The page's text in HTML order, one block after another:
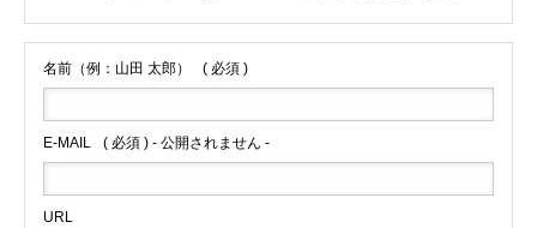
名前（例：山田 太郎） ( 必須 )
E-MAIL ( 必須 ) - 公開されません -
URL